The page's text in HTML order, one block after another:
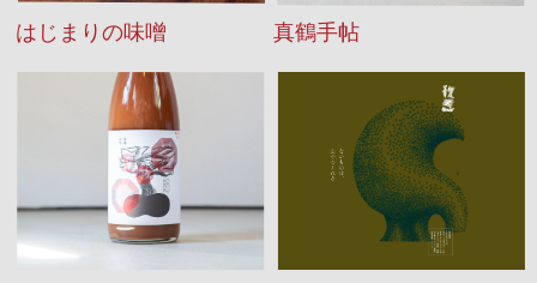
はじまりの味噌 真鶴手帖